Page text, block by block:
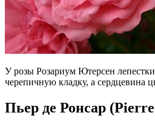
У розы Розариум Ютерсен
черепичную кладку, а сердцевина
Пьер де Ронсар